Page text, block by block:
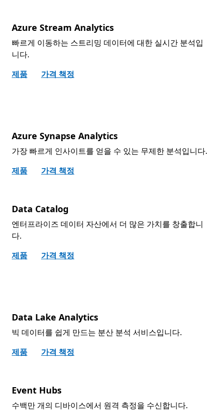
Azure Stream Analytics
빠르게 이동하는 스트리밍 데이터에 대한 실시간 분석입
니다.
제품
가격 책정
Azure Synapse Analytics
가장 빠르게 인사이트를 얻을 수 있는 무제한 분석입니다.
제품
가격 책정
Data Catalog
엔터프라이즈 데이터 자산에서 더 많은 가치를 창출합니
다.
제품
가격 책정
Data Lake Analytics
빅 데이터를 쉽게 만드는 분산 분석 서비스입니다.
제품
가격 책정
Event Hubs
수백만 개의 디바이스에서 원격 측정을 수신합니다.